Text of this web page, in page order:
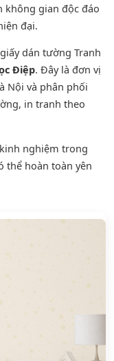
không gian độc đáo
đại.
dán tường Tranh
Điệp. Đây là đơn vị
Nội và phân phối
, in tranh theo
nghiệm trong
thể hoàn toàn yên